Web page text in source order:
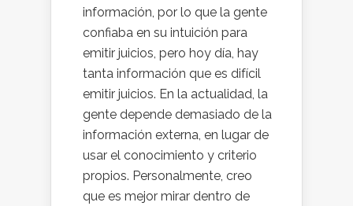
información, por lo que la gente
confiaba en su intuición para
emitir juicios, pero hoy día, hay
tanta información que es difícil
emitir juicios. En la actualidad, la
gente depende demasiado de la
información externa, en lugar de
usar el conocimiento y criterio
propios. Personalmente, creo
que es mejor mirar dentro de